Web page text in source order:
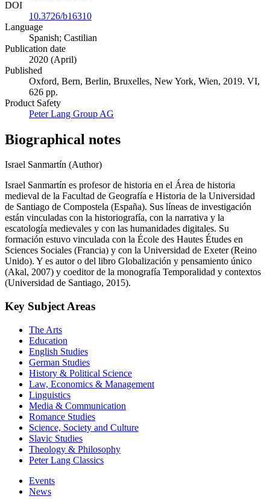
10.3726/b16310
Language
Spanish; Castilian
Publication date
2020 (April)
Published
Oxford, Bern, Berlin, Bruxelles, New York, Wien, 2019. VI,
626 pp.
Product Safety
Biographical notes
Israel Sanmartín es profesor de historia en el Área de historia
medieval de la Facultad de Geografía e Historia de la Universidad
de Santiago de Compostela (España). Sus líneas de investigación
están vinculadas con la historiografía, con la narrativa y la
escatología medievales y con las humanidades digitales. Su
formación estuvo vinculada con la École des Hautes Études en
Sciences Sociales (Francia) y con la Universidad de Exeter (Reino
Unido). Y es autor o del libro Globalización y pensamiento único
(Akal, 2007) y coeditor de la monografía Temporalidad y contextos
The Arts
Education
English Studies
German Studies
History & Political Science
Law, Economics & Management
Linguistics
Media & Communication
Romance Studies
Science, Society and Culture
Slavic Studies
Theology & Philosophy
Events